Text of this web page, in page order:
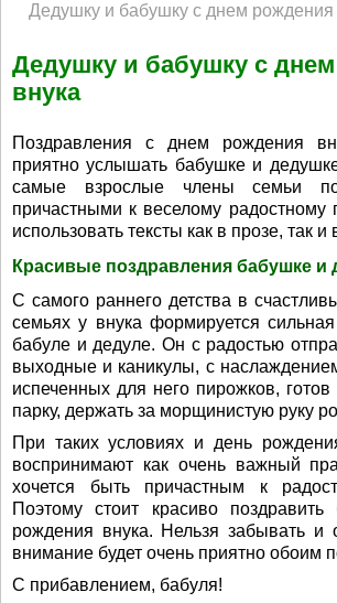
Дедушку и бабушку с днем рождения
Дедушку и бабушку с
внука
Поздравления с днем рождения
приятно услышать бабушке и
самые взрослые члены семьи
причастными к веселому радостному
использовать тексты как в прозе, так и
Красивые поздравления бабушке и
С самого раннего детства в
семьях у внука формируется
бабуле и дедуле. Он с радостью
выходные и каникулы, с
испеченных для него пирожков, готов
парку, держать за морщинистую руку
При таких условиях и день
воспринимают как очень важный
хочется быть причастным к
Поэтому стоит красиво
рождения внука. Нельзя забывать и
внимание будет очень приятно
С прибавлением, бабуля!